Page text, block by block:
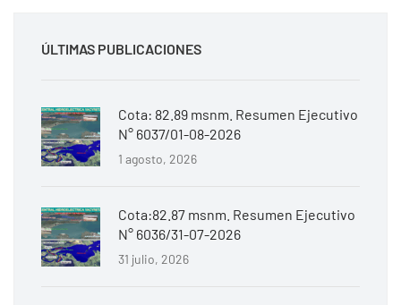
ÚLTIMAS PUBLICACIONES
Cota: 82.89 msnm. Resumen Ejecutivo
N° 6037/01-08-2026
1 agosto, 2026
Cota:82.87 msnm. Resumen Ejecutivo
N° 6036/31-07-2026
31 julio, 2026